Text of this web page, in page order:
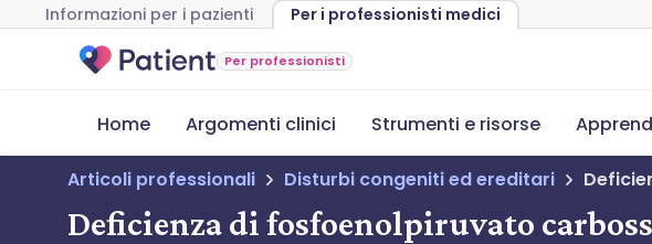
Informazioni per i pazienti Per i professionisti medici
Per professionisti
Home Argomenti clinici Strumenti e risorse
Articoli professionali Disturbi congeniti ed ereditari
Deficienza di fosfoenolpiruvato